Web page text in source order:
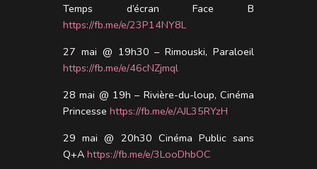
Temps d’écran Face B
https://fb.me/e/23P14NY8L
27 mai @ 19h30 – Rimouski, Paraloeil
https://fb.me/e/46cNZjmql
28 mai @ 19h – Rivière-du-loup, Cinéma
Princesse https://fb.me/e/AJL35RYzH
29 mai @ 20h30 Cinéma Public sans
Q+A https://fb.me/e/3LooDhbOC